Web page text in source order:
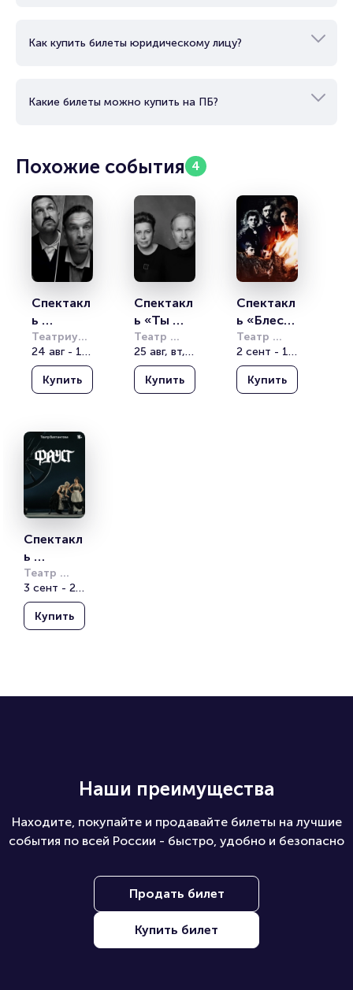
Как купить билеты юридическому лицу?
Какие билеты можно купить на ПБ?
Похожие события 4
Спектакл
ь
«Психопа
ты»
Театриум
на
Серпуховке
24 авг - 13 сент
Купить
Спектакл
ь «Ты
где-то
рядом»
Театр
Вахтангова
25 авг, вт, 19:00
Купить
Спектакл
ь «Блеск
и пепел»
Театр
Вахтангова
2 сент - 18 окт
Купить
Спектакл
ь
«‎Фауст»
Театр
Вахтангова
3 сент - 25 окт
Купить
Наши преимущества
Находите, покупайте и продавайте билеты на лучшие
события по всей России - быстро, удобно и безопасно
Продать билет
Купить билет